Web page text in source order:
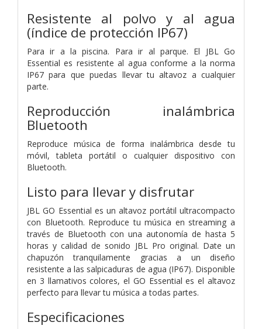
Resistente al polvo y al agua
(índice de protección IP67)
Para ir a la piscina. Para ir al parque. El JBL Go
Essential es resistente al agua conforme a la norma
IP67 para que puedas llevar tu altavoz a cualquier
parte.
Reproducción inalámbrica
Bluetooth
Reproduce música de forma inalámbrica desde tu
móvil, tableta portátil o cualquier dispositivo con
Bluetooth.
Listo para llevar y disfrutar
JBL GO Essential es un altavoz portátil ultracompacto
con Bluetooth. Reproduce tu música en streaming a
través de Bluetooth con una autonomía de hasta 5
horas y calidad de sonido JBL Pro original. Date un
chapuzón tranquilamente gracias a un diseño
resistente a las salpicaduras de agua (IP67). Disponible
en 3 llamativos colores, el GO Essential es el altavoz
perfecto para llevar tu música a todas partes.
Especificaciones